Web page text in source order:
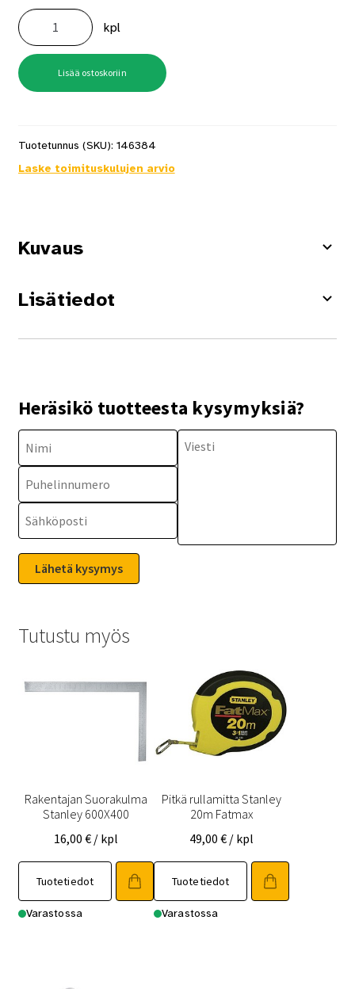
Rullamitta
Bahco
MTB-
5-
25
5m
määrä
kpl
Lisää ostoskoriin
Tuotetunnus (SKU): 146384
Laske toimituskulujen arvio
Kuvaus
Lisätiedot
Heräsikö tuotteesta kysymyksiä?
Tutustu myös
Rakentajan Suorakulma
Stanley 600X400
16,00 € / kpl
Tuotetiedot
Varastossa
Pitkä rullamitta Stanley
20m Fatmax
49,00€ / kpl
Tuotetiedot
Varastossa